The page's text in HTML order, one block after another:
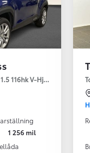
116hk V-Hjul Drag JBL
1 256 mil